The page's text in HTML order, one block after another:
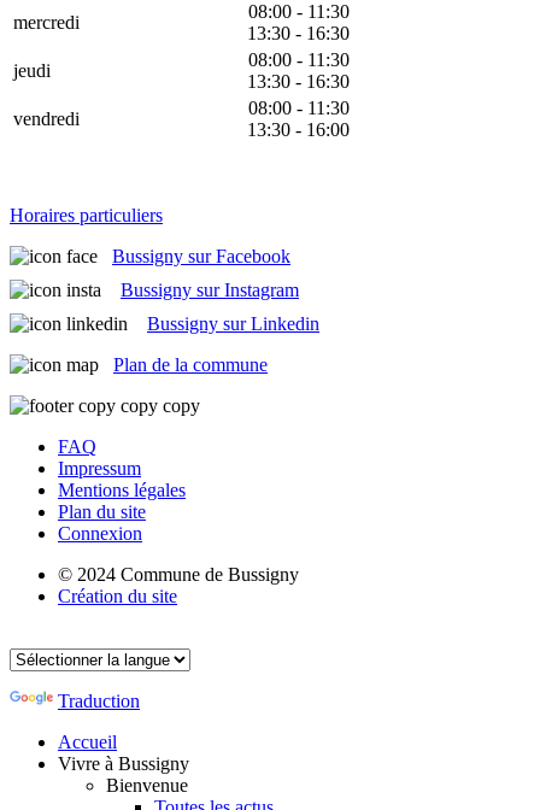
mercredi
08:00 - 11:30
13:30 - 16:30
jeudi
08:00 - 11:30
13:30 - 16:30
vendredi
08:00 - 11:30
13:30 - 16:00
Horaires particuliers
Bussigny sur Facebook
Bussigny sur Instagram
Bussigny sur Linkedin
Plan de la commune
FAQ
Impressum
Mentions légales
Plan du site
Connexion
© 2024 Commune de Bussigny
Création du site
Traduction
Accueil
Vivre à Bussigny
Bienvenue